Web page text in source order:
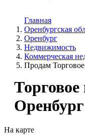
Главная
Оренбургская
Оренбург
Недвижимость
Коммерческая
Продам
Оренбург
На карте